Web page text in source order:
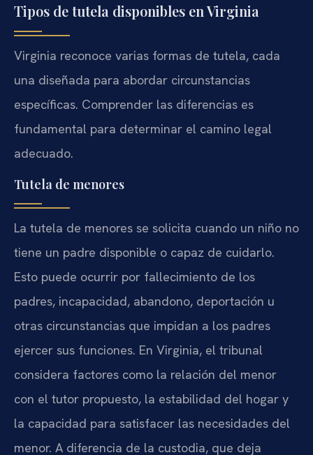
Tipos de tutela disponibles en Virginia
Virginia reconoce varias formas de tutela, cada
una diseñada para abordar circunstancias
específicas. Comprender las diferencias es
fundamental para determinar el camino legal
adecuado.
Tutela de menores
La tutela de menores se solicita cuando un niño no
tiene un padre disponible o capaz de cuidarlo.
Esto puede ocurrir por fallecimiento de los
padres, incapacidad, abandono, deportación u
otras circunstancias que impidan a los padres
ejercer sus funciones. En Virginia, el tribunal
considera factores como la relación del menor
con el tutor propuesto, la estabilidad del hogar y
la capacidad para satisfacer las necesidades del
menor. A diferencia de la custodia, que deja